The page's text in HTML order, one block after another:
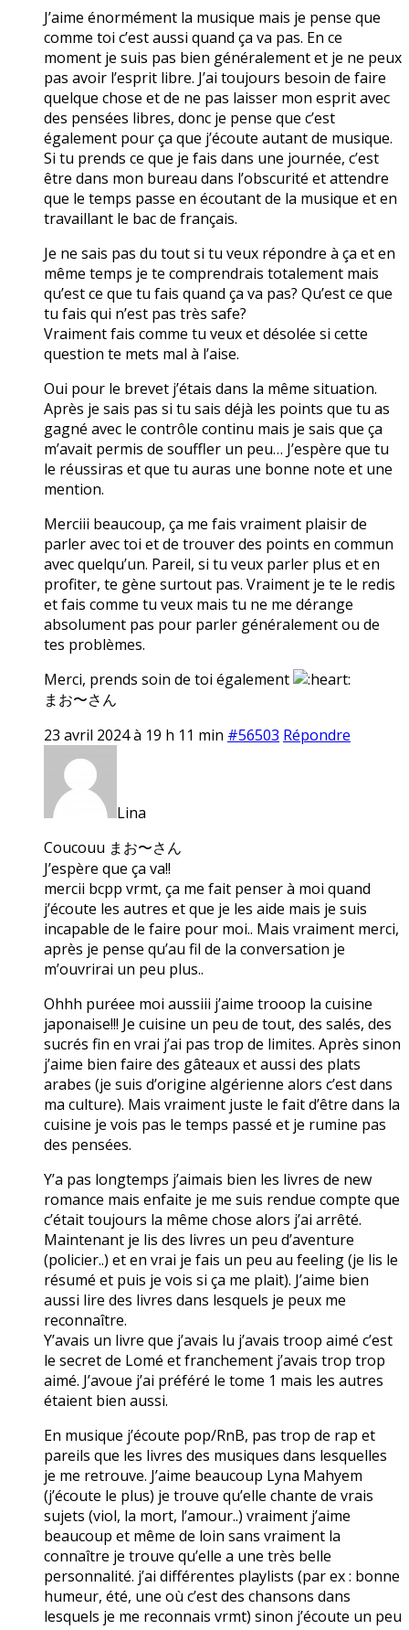
J’aime énormément la musique mais je pense que
comme toi c’est aussi quand ça va pas. En ce
moment je suis pas bien généralement et je ne peux
pas avoir l’esprit libre. J’ai toujours besoin de faire
quelque chose et de ne pas laisser mon esprit avec
des pensées libres, donc je pense que c’est
également pour ça que j’écoute autant de musique.
Si tu prends ce que je fais dans une journée, c’est
être dans mon bureau dans l’obscurité et attendre
que le temps passe en écoutant de la musique et en
travaillant le bac de français.
Je ne sais pas du tout si tu veux répondre à ça et en
même temps je te comprendrais totalement mais
qu’est ce que tu fais quand ça va pas? Qu’est ce que
tu fais qui n’est pas très safe?
Vraiment fais comme tu veux et désolée si cette
question te mets mal à l’aise.
Oui pour le brevet j’étais dans la même situation.
Après je sais pas si tu sais déjà les points que tu as
gagné avec le contrôle continu mais je sais que ça
m’avait permis de souffler un peu… J’espère que tu
le réussiras et que tu auras une bonne note et une
mention.
Merciii beaucoup, ça me fais vraiment plaisir de
parler avec toi et de trouver des points en commun
avec quelqu’un. Pareil, si tu veux parler plus et en
profiter, te gène surtout pas. Vraiment je te le redis
et fais comme tu veux mais tu ne me dérange
absolument pas pour parler généralement ou de
tes problèmes.
Merci, prends soin de toi également
まお〜さん
23 avril 2024 à 19 h 11 min #56503 Répondre
Lina
Coucouu まお〜さん
J’espère que ça va!!
mercii bcpp vrmt, ça me fait penser à moi quand
j’écoute les autres et que je les aide mais je suis
incapable de le faire pour moi.. Mais vraiment merci,
après je pense qu’au fil de la conversation je
m’ouvrirai un peu plus..
Ohhh puréee moi aussiii j’aime trooop la cuisine
japonaise!!! Je cuisine un peu de tout, des salés, des
sucrés fin en vrai j’ai pas trop de limites. Après sinon
j’aime bien faire des gâteaux et aussi des plats
arabes (je suis d’origine algérienne alors c’est dans
ma culture). Mais vraiment juste le fait d’être dans la
cuisine je vois pas le temps passé et je rumine pas
des pensées.
Y’a pas longtemps j’aimais bien les livres de new
romance mais enfaite je me suis rendue compte que
c’était toujours la même chose alors j’ai arrêté.
Maintenant je lis des livres un peu d’aventure
(policier..) et en vrai je fais un peu au feeling (je lis le
résumé et puis je vois si ça me plait). J’aime bien
aussi lire des livres dans lesquels je peux me
reconnaître.
Y’avais un livre que j’avais lu j’avais troop aimé c’est
le secret de Lomé et franchement j’avais trop trop
aimé. J’avoue j’ai préféré le tome 1 mais les autres
étaient bien aussi.
En musique j’écoute pop/RnB, pas trop de rap et
pareils que les livres des musiques dans lesquelles
je me retrouve. J’aime beaucoup Lyna Mahyem
(j’écoute le plus) je trouve qu’elle chante de vrais
sujets (viol, la mort, l’amour..) vraiment j’aime
beaucoup et même de loin sans vraiment la
connaître je trouve qu’elle a une très belle
personnalité. j’ai différentes playlists (par ex : bonne
humeur, été, une où c’est des chansons dans
lesquels je me reconnais vrmt) sinon j’écoute un peu